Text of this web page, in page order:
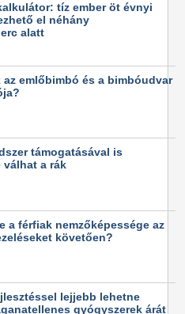
tíz ember öt évnyi
el néhány
alatt
az emlőbimbó és a bimbóudvar
támogatásával is
válhat a rák
a férfiak nemzőképessége az
követően?
lejjebb lehetne
gyógyszerek árát